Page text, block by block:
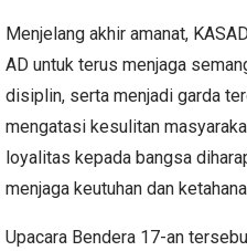
Menjelang akhir amanat,
AD untuk terus menjaga
disiplin, serta menjadi garda
mengatasi kesulitan
loyalitas kepada bangsa
menjaga keutuhan dan
Upacara Bendera 17-an